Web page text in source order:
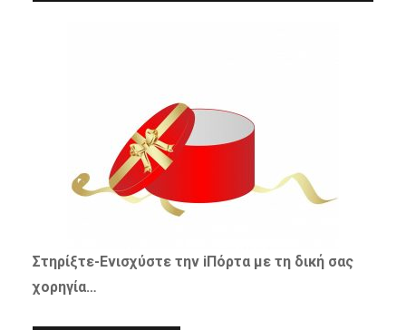
Στηρίξτε-Ενισχύστετην iΠόρτα με τη δική σας
χορηγία…